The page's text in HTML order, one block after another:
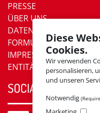
Diese
Cookies.
Wir verwenden
personalisieren,
und unseren
Notwendig
PRESSE
ÜBER UNS
DATENSCHUTZ
FORMULARE
IMPRESSUM
ENTITÄTEN
SOCIAL MEDIA